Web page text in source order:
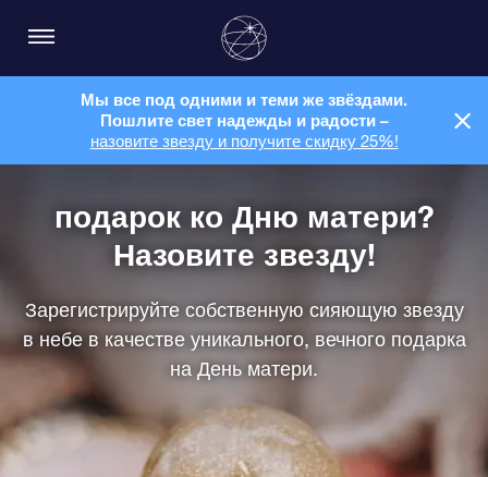
Мы все под одними и теми же звёздами.
Пошлите свет надежды и радости –
назовите звезду и получите скидку 25%!
подарок ко Дню матери?
Назовите звезду!
Зарегистрируйте собственную сияющую звезду
в небе в качестве уникального, вечного подарка
на День матери.